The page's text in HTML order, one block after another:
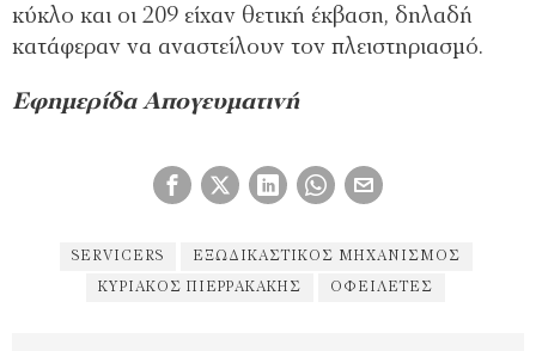
κύκλο και οι 209 είχαν θετική έκβαση, δηλαδή
κατάφεραν να αναστείλουν τον πλειστηριασμό.
Εφημερίδα Απογευματινή
SERVICERS ΕΞΩΔΙΚΑΣΤΙΚΌΣ ΜΗΧΑΝΙΣΜΌΣ
ΚΥΡΙΆΚΟΣ ΠΙΕΡΡΑΚΆΚΗΣ ΟΦΕΙΛΈΤΕΣ